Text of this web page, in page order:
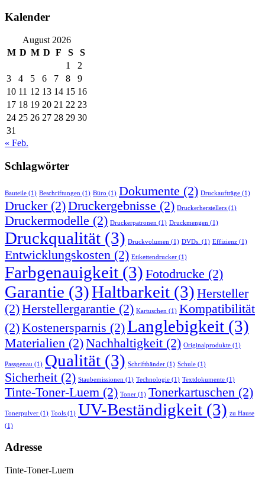
Kalender
August 2026
M D M D F S
S
1
2
3
4 5 6 7 8
9
10 11 12 13 14 15 16
17 18 19 20 21 22 23
24 25 26 27 28 29 30
31
« Feb.
Schlagwörter
Bauteile (1) Beschriftungen (1) Büro (1) Dokumente (2) Druckaufträge (1)
Drucker(2)Druckergebnisse (2) Druckerherstellers (1)
Druckermodelle (2) Druckerpatronen (1) Druckmengen (1)
Druckqualität (3) Druckvolumen (1) DVDs. (1) Effizienz (1)
Entwicklungskosten (2) Etikettendrucker (1)
Farbgenauigkeit (3) Fotodrucke (2)
Garantie (3)Haltbarkeit (3) Hersteller
(2)Herstellergarantie (2) Kartuschen (1) Kompatibilität
(2)Kostenersparnis (2)Langlebigkeit (3)
Materialien (2)Nachhaltigkeit (2) Originalprodukte (1)
Passgenau (1) Qualität (3) Schriftbänder (1) Schule (1)
Sicherheit (2) Staubemissionen (1) Technologie (1) Textdokumente (1)
Tinte-Toner-Luem (2) Toner (1) Tonerkartuschen (2)
Tonerpulver (1) Tools (1) UV-Beständigkeit (3) zu Hause
(1)
Adresse
Tinte-Toner-Luem